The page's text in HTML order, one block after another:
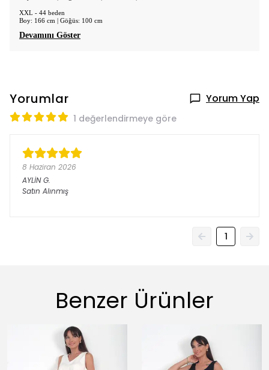
XXL - 44 beden
Boy: 166 cm | Göğüs: 100 cm
Devamını Göster
Yorumlar Yorum Yap
1 değerlendirmeye göre
8 Haziran 2026
AYLİN G.
Satın Alınmış
1
Benzer Ürünler